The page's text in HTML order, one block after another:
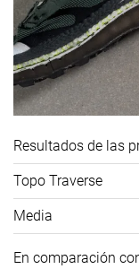
Resultados de las
Topo Traverse
Media
En comparación